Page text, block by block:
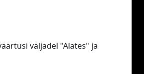
väljadel "Alates" ja